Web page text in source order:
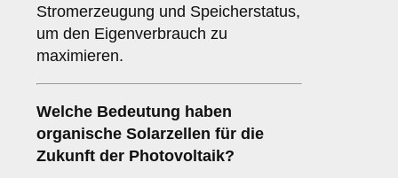
Stromerzeugung und Speicherstatus,
um den Eigenverbrauch zu
maximieren.
Welche Bedeutung haben
organische Solarzellen für die
Zukunft der Photovoltaik?